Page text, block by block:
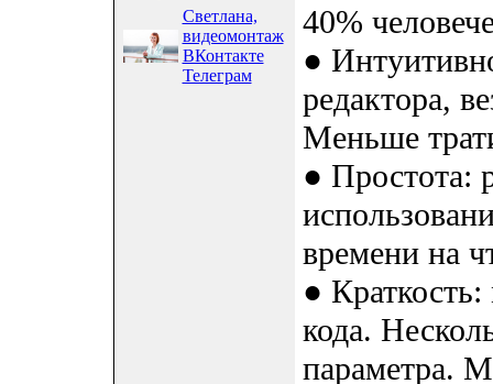
Светлана,
видеомонтаж
ВКонтакте
Телеграм
40%
●
редактора,
Меньше
● Простота:
времени на
●
кода.
параметра.